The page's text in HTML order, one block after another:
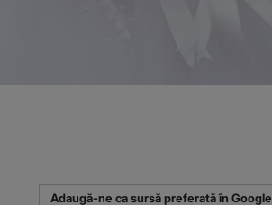
Adaugă-ne ca sursă preferată în Google